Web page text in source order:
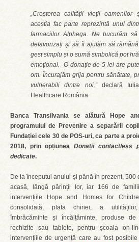
„Creșterea calității vieții
aceștia fac parte reprezintă unul
farmaciilor Alphega. Ne bucurăm
defavorizați și să îi ajutăm să
gest simplu și o sumă simbolică pot
emoțional. O donație de 5 lei are
om. Încurajăm grija pentru sănătate,
vulnerabili dintre noi.” declară
Healthcare România
Banca Transilvania se alătură Hope
programului de Prevenire a separării
Fundației cele 30 de POS-uri, ca parte a
2018, prin opțiuneaDonații contactless
dedicate.
De la începutul anului și până în prezent,
acasă, lângă părinții lor, iar 166 de
intervențiile Hope and Homes for
consolidată, plata chiriei, a utilităților,
îmbrăcăminte și încălțăminte, produse
rechizite sau tablete, pentru școala on-
intervențiile de urgență care au fost